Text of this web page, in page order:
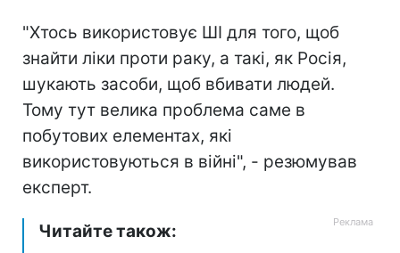
"Хтось використовує ШІ для того, щоб
знайти ліки проти раку, а такі, як Росія,
шукають засоби, щоб вбивати людей.
Тому тут велика проблема саме в
побутових елементах, які
використовуються в війні", - резюмував
експерт.
Читайте також: